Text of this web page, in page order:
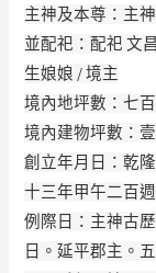
主神及本尊：主
並配祀：配祀 文
生娘娘 / 境主
境內地坪數：七
境內建物坪數：
創立年月日：乾
十三年甲午二百週
例際日：主神古
日。延平郡主。